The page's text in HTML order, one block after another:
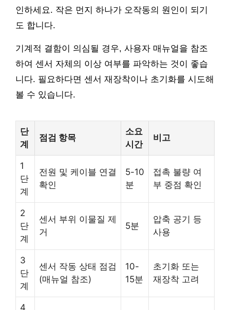
인하세요. 작은 먼지 하나가 오작동의 원인이 되기
도 합니다.
기계적 결함이 의심될 경우, 사용자 매뉴얼을 참조
하여 센서 자체의 이상 여부를 파악하는 것이 좋습
니다. 필요하다면 센서 재장착이나 초기화를 시도해
볼 수 있습니다.
단
계
점검 항목
소요
시간
비고
1
단
계
전원 및 케이블 연결
확인
5-10
분
접촉 불량 여
부 중점 확인
2
단
계
센서 부위 이물질 제
거
5분
압축 공기 등
사용
3
단
계
센서 작동 상태 점검
(매뉴얼 참조)
10-
15분
초기화 또는
재장착 고려
4